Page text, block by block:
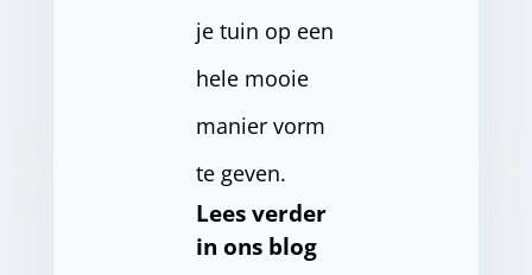
je tuin op een
hele mooie
manier vorm
te geven.
Lees verder
in ons blog